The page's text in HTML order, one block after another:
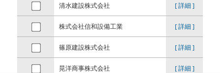
清水建設株式会社 [ 詳細 ]
株式会社信和設備工業 [ 詳細 ]
篠原建設株式会社 [ 詳細 ]
晃洋商事株式会社 [ 詳細 ]